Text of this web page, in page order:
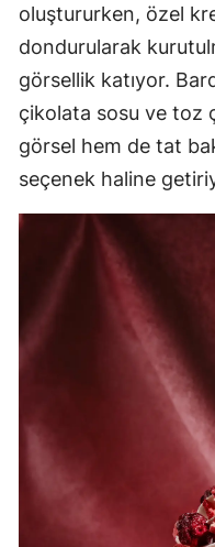
oluştururken, özel
dondurularak
görsellik katıyor.
çikolata sosu ve toz
görsel hem de tat
seçenek haline